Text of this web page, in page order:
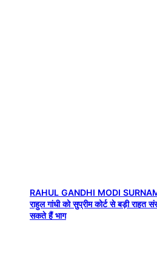
RAHUL GANDHI MODI
राहुल गांधी को सुप्रीम कोर्ट से बड़ी राहत
सकते हैं भाग